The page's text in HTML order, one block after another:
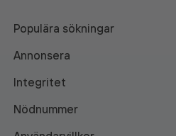
Populära sökningar
Annonsera
Integritet
Nödnummer